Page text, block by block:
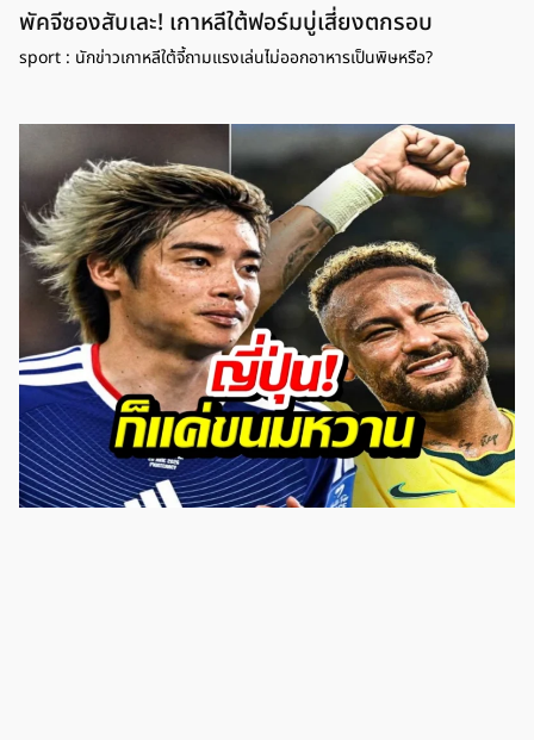
พัคจีซองสับเละ! เกาหลีใต้ฟอร์มบู่เสี่ยงตกรอบ
sport : นักข่าวเกาหลีใต้จี้ถามแรงเล่นไม่ออกอาหารเป็นพิษหรือ?